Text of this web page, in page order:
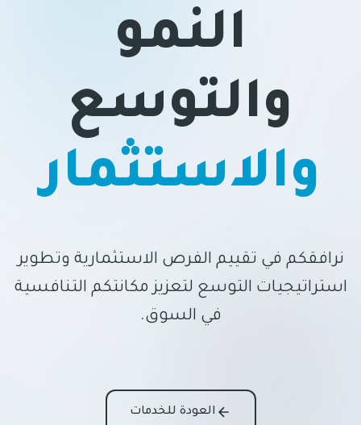
النمو
والتوسع
والاستثمار
نرافقكم في تقييم الفرص الاستثمارية وتطوير
استراتيجيات التوسع لتعزيز مكانتكم التنافسية
في السوق.
العودة للخدمات